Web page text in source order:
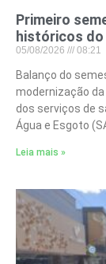
Primeiro
históricos do
05/08/2026 08:21
Balanço do
modernização
dos serviços de
Água e Esgoto
Leia mais »